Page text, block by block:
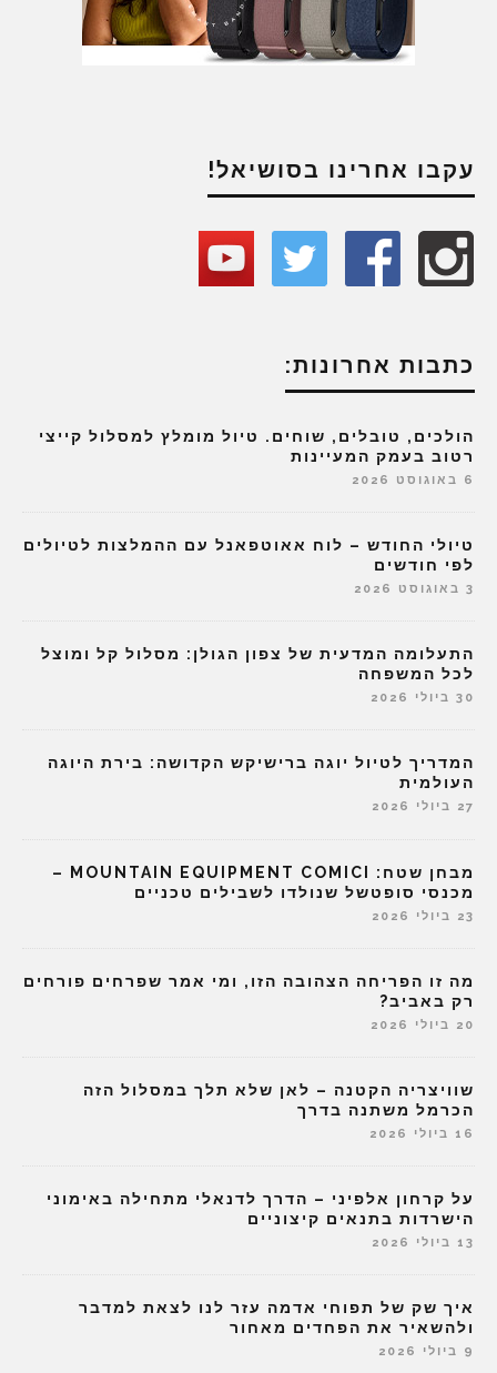
עקבו אחרינו בסושיאל!
כתבות אחרונות:
הולכים, טובלים, שוחים. טיול מומלץ למסלול קייצי
רטוב בעמק המעיינות
6 באוגוסט 2026
טיולי החודש – לוח אאוטפאנל עם ההמלצות לטיולים
לפי חודשים
3 באוגוסט 2026
התעלומה המדעית של צפון הגולן: מסלול קל ומוצל
לכל המשפחה
30 ביולי 2026
המדריך לטיול יוגה ברישיקש הקדושה: בירת היוגה
העולמית
27 ביולי 2026
מבחן שטח: MOUNTAIN EQUIPMENT COMICI –
מכנסי סופטשל שנולדו לשבילים טכניים
23 ביולי 2026
מה זו הפריחה הצהובה הזו, ומי אמר שפרחים פורחים
רק באביב?
20 ביולי 2026
שוויצריה הקטנה – לאן שלא תלך במסלול הזה
הכרמל משתנה בדרך
16 ביולי 2026
על קרחון אלפיני – הדרך לדנאלי מתחילה באימוני
הישרדות בתנאים קיצוניים
13 ביולי 2026
איך שק של תפוחי אדמה עזר לנו לצאת למדבר
ולהשאיר את הפחדים מאחור
9 ביולי 2026